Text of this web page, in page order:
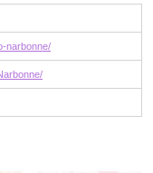
narbonne/